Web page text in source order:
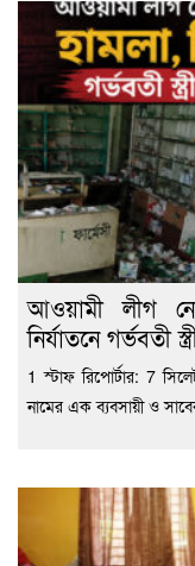
আওয়ামী লীগ
নির্যাতনে গর্ভবতী
1 স্টাফ রিপোর্টার: 7
নামের এক ব্যবসায়ী ও